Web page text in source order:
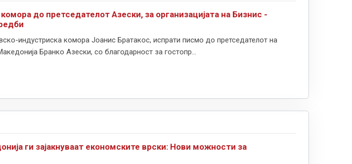
до претседателот Азески, за организацијата на Бизнис -
индустриска комора Јоанис Братакос, испрати писмо до претседателот на
Бранко Азески, со благодарност за гостопр...
ги зајакнуваат економските врски: Нови можности за